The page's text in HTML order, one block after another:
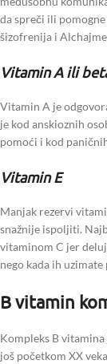
da spreči ili
šizofrenija i
Vitamin A ili
Vitamin A je
je kod anskioznih
pomoći i kod
Vitamin E
Manjak rezervi
snažnije ispoljiti.
vitaminom C jer
nego kada ih
B vitamin
Kompleks B
još početkom XX